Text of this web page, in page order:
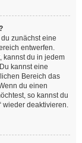
zunächst eine
entwerfen.
kannst du in jedem
kannst eine
Bereich das
du einen
so kannst du
wieder deaktivieren.